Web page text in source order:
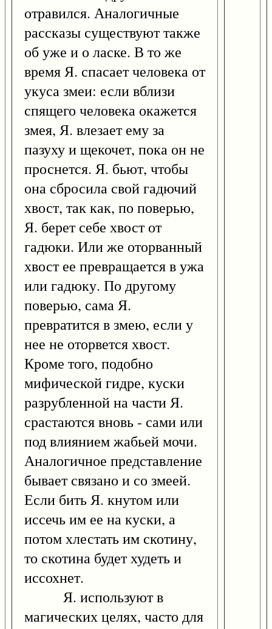
отравился. Аналогичные
рассказы существуют также
об уже и о ласке. В то же
время Я. спасает человека от
укуса змеи: если вблизи
спящего человека окажется
змея, Я. влезает ему за
пазуху и щекочет, пока он не
проснется. Я. бьют, чтобы
она сбросила свой гадючий
хвост, так как, по поверью,
Я. берет себе хвост от
гадюки. Или же оторванный
хвост ее превращается в ужа
или гадюку. По другому
поверью, сама Я.
превратится в змею, если у
нее не оторвется хвост.
Кроме того, подобно
мифической гидре, куски
разрубленной на части Я.
срастаются вновь - сами или
под влиянием жабьей мочи.
Аналогичное представление
бывает связано и со змеей.
Если бить Я. кнутом или
иссечь им ее на куски, а
потом хлестать им скотину,
то скотина будет худеть и
иссохнет.
Я. используют в
магических целях, часто для